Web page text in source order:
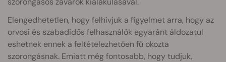
Elengedhetetlen, hogy felhívjuk a figyelmet arra, hogy az
orvosi és szabadidős felhasználók egyaránt áldozatul
eshetnek ennek a feltételezhetően fű okozta
szorongásnak. Emiatt még fontosabb, hogy tudjuk,